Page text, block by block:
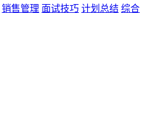
销售管理 面试技巧 计划总结 综合